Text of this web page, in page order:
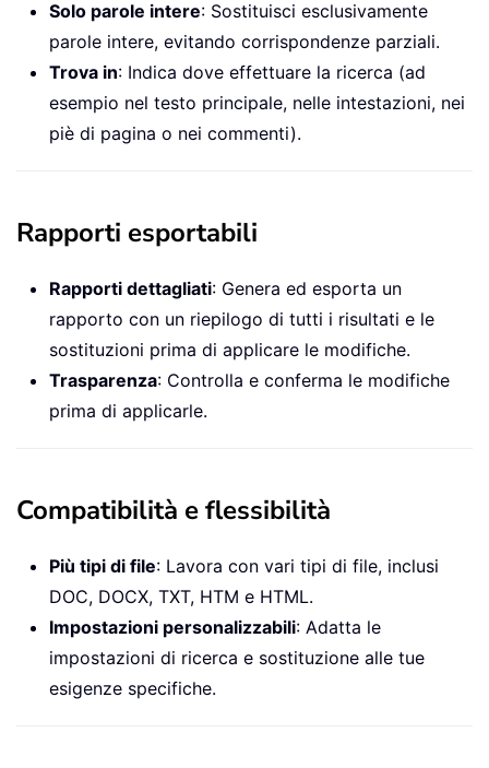
Solo parole intere: Sostituisci esclusivamente
parole intere, evitando corrispondenze parziali.
Trova in: Indica dove effettuare la ricerca (ad
esempio nel testo principale, nelle intestazioni, nei
piè di pagina o nei commenti).
Rapporti esportabili
Rapporti dettagliati: Genera ed esporta un
rapporto con un riepilogo di tutti i risultati e le
sostituzioni prima di applicare le modifiche.
Trasparenza: Controlla e conferma le modifiche
prima di applicarle.
Compatibilità e flessibilità
Più tipi di file: Lavora con vari tipi di file, inclusi
DOC, DOCX, TXT, HTM e HTML.
Impostazioni personalizzabili: Adatta le
impostazioni di ricerca e sostituzione alle tue
esigenze specifiche.